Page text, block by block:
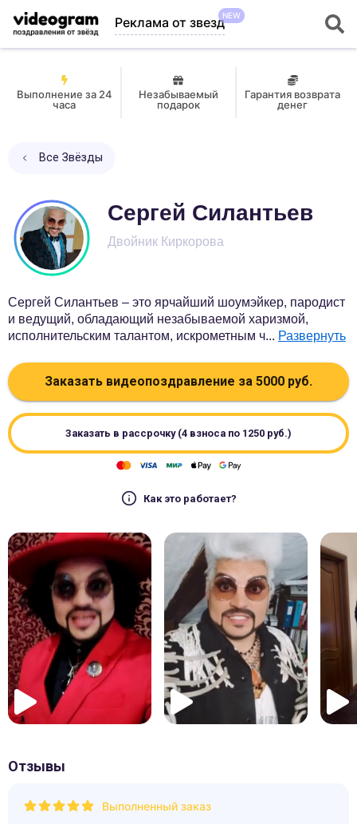
Реклама от звездNEW
Выполнение за 24
часа
Незабываемый
подарок
Гарантия возврата
денег
Все Звёзды
Сергей Силантьев
Двойник Киркорова
Сергей Силантьев – это ярчайший шоумэйкер, пародист
и ведущий, обладающий незабываемой харизмой,
исполнительским талантом, искрометным ч... Развернуть
Заказать видеопоздравление за 5000 руб.
Заказать в рассрочку (4 взноса по 1250 руб.)
Как это работает?
Отзывы
Выполненный заказ